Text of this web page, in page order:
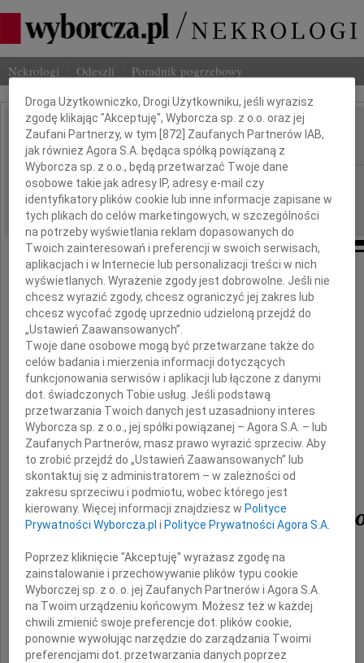
Nekrologi Odeszli Poradnik pogrzebowy
IMIĘ I NAZWISKO: Jerzy Bartmiński
REGION: Lublin
DATA EMISJI: 11.02.2022
Trwając w żałobie i smutku po śmierci
Profesora
Jerzego
naszego drogiego Przyjaciela i Nauczyciela
składamy
wyrazy głębokiego żalu i współczucia
Dbamy o Twoją prywatność
Droga Użytkowniczko, Drogi Użytkowniku, jeśli wyrazisz
zgodę klikając "Akceptuję", Wyborcza sp. z o.o. oraz jej
Zaufani Partnerzy, w tym [872 ] Zaufanych Partnerów IAB,
jak również Agora S.A. będąca spółką powiązaną z
Wyborcza sp. z o.o., będą przetwarzać Twoje dane
osobowe takie jak adresy IP, adresy e-mail czy
identyfikatory plików cookie lub inne informacje zapisane w
tych plikach do celów marketingowych, w szczególności
na potrzeby wyświetlania reklam dopasowanych do
Twoich zainteresowań i preferencji w swoich serwisach,
aplikacjach i w Internecie lub personalizacji treści w nich
wyświetlanych. Wyrażenie zgody jest dobrowolne. Jeśli nie
chcesz wyrazić zgody, chcesz ograniczyć jej zakres lub
chcesz wycofać zgodę uprzednio udzieloną przejdź do
„Ustawień Zaawansowanych”.
Twoje dane osobowe mogą być przetwarzane także do
celów badania i mierzenia informacji dotyczących
funkcjonowania serwisów i aplikacji lub łączone z danymi
dot. świadczonych Tobie usług. Jeśli podstawą
przetwarzania Twoich danych jest uzasadniony interes
Wyborcza sp. z o.o., jej spółki powiązanej – Agora S.A. – lub
Zaufanych Partnerów, masz prawo wyrazić sprzeciw. Aby
to zrobić przejdź do „Ustawień Zaawansowanych” lub
skontaktuj się z administratorem – w zależności od
zakresu sprzeciwu i podmiotu, wobec którego jest
kierowany. Więcej informacji znajdziesz w Polityce
Prywatności Wyborcza.pl i Polityce Prywatności Agora S.A.
Poprzez kliknięcie "Akceptuję" wyrażasz zgodę na
zainstalowanie i przechowywanie plików typu cookie
Wyborczej sp. z o. o. jej Zaufanych Partnerów i Agora S.A.
na Twoim urządzeniu końcowym. Możesz też w każdej
chwili zmienić swoje preferencje dot. plików cookie,
ponownie wywołując narzędzie do zarządzania Twoimi
preferencjami dot. przetwarzania danych poprzez